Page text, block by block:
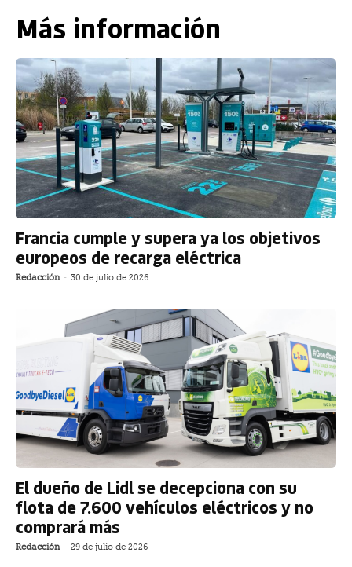
Más información
Francia cumple y supera ya los objetivos
europeos de recarga eléctrica
Redacción - 30 de julio de 2026
El dueño de Lidl se decepciona con su
flota de 7.600 vehículos eléctricos y no
comprará más
Redacción - 29 de julio de 2026